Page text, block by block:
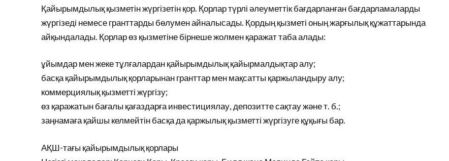
Қайырымдылық қызметін жүргізетін қор. Қорлар түрлі әлеуметтік бағдарланған бағдарламаларды
жүргізеді немесе гранттарды бөлумен айналысады. Қордың қызметі оның жарғылық құжаттарында
айқындалады. Қорлар өз қызметіне бірнеше жолмен қаражат таба алады:
ұйымдар мен жеке тұлғалардан қайырымдылық қайырмалдықтар алу;
басқа қайырымдылық қорларынан гранттар мен мақсатты қаржыландыру алу;
коммерциялық қызметті жүргізу;
өз қаражатын бағалы қағаздарға инвестициялау, депозитте сақтау және т. б.;
заңнамаға қайшы келмейтін басқа да қаржылық қызметті жүргізуге құқығы бар.
АҚШ-тағы қайырымдылық қорлары